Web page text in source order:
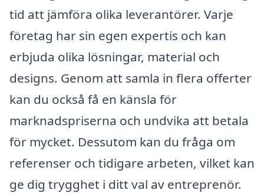
tid att jämföra olika leverantörer. Varje
företag har sin egen expertis och kan
erbjuda olika lösningar, material och
designs. Genom att samla in flera offerter
kan du också få en känsla för
marknadspriserna och undvika att betala
för mycket. Dessutom kan du fråga om
referenser och tidigare arbeten, vilket kan
ge dig trygghet i ditt val av entreprenör.